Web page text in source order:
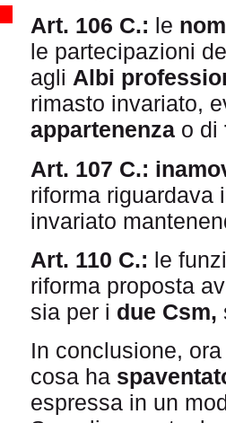
Art. 106 C.: le
le partecipazioni
agli Albi
rimasto invariato,
appartenenza o di
Art. 107 C.:
riforma riguardava
invariato
Art. 110 C.: le
riforma proposta
sia per i due Csm,
In conclusione,
cosa ha
espressa in un